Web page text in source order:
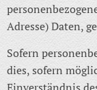
Adresse) Daten,
Sofern
dies, sofern